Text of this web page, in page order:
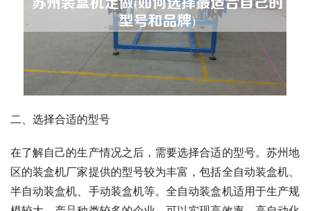
二、选择合适的型号
在了解自己的生产情况之后，需要选择合适的型号。苏州地
区的装盒机厂家提供的型号较为丰富，包括全自动装盒机、
半自动装盒机、手动装盒机等。全自动装盒机适用于生产规